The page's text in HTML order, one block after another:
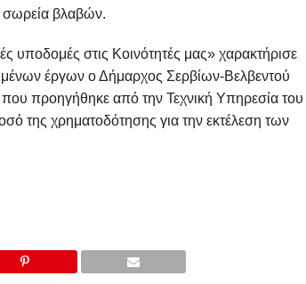
σωρεία βλαβών.
υποδομές στις Κοινότητές μας» χαρακτήρισε
έργων ο Δήμαρχος Σερβίων-Βελβεντού
προηγήθηκε από την Τεχνική Υπηρεσία του
της χρηματοδότησης για την εκτέλεση των